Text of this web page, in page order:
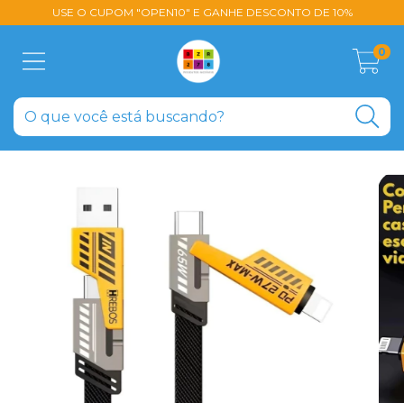
USE O CUPOM "OPEN10" E GANHE DESCONTO DE 10%
0